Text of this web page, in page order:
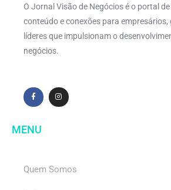
O Jornal Visão de Negócios é o portal
conteúdo e conexões para empresários,
líderes que impulsionam o
negócios.
MENU
Quem Somos